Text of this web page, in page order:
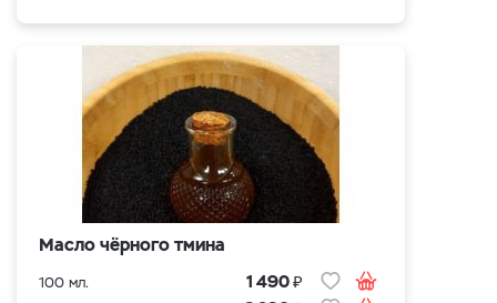
Масло чёрного тмина
100 мл. 1 490₽